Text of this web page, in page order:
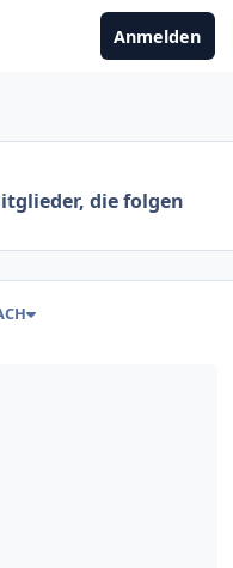
Anmelden
die folgen